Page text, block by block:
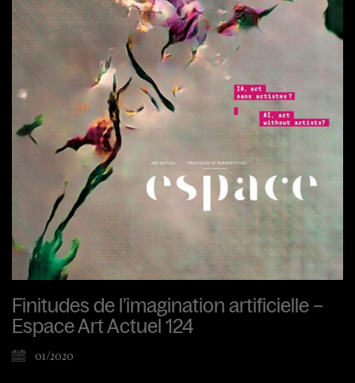
Finitudes de l’imagination artificielle –
Espace Art Actuel 124
01/2020